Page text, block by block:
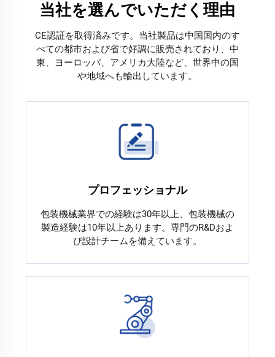
当社を選んでいただく理由
CE認証を取得済みです。当社製品は中国国内のす
べての都市および省で好調に販売されており、中
東、ヨーロッパ、アメリカ大陸など、世界中の国
や地域へも輸出しています。
プロフェッショナル
包装機械業界での経験は30年以上、包装機械の
製造経験は10年以上あります。専門のR&Dおよ
び設計チームを備えています。